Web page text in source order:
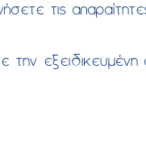
τις
την